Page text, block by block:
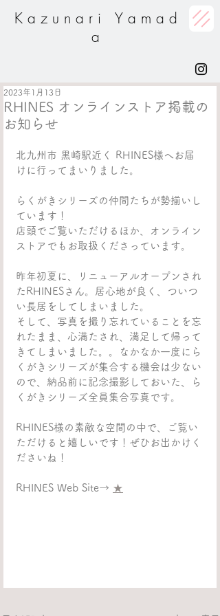
K a z u n a r i Y a m a d
a
RHINES オンラインストア掲載の
お知らせ
2023年1月13日
北九州市 黒崎駅近く RHINES様へお届
けに行ってまいりました。
らくがきシリーズの仲間たちが勢揃いし
ています！
店頭でご覧いただけるほか、オンライン
ストアでもお取扱くださっています。
昨年初夏に、リニューアルオープンされ
たRHINESさん。居心地が良く、ついつ
い長居をしてしまいました。
そして、写真を撮り忘れていることを忘
れたまま、心満たされ、満足して帰って
きてしまいました。。なかなか一度にら
くがきシリーズが集合する機会は少ない
ので、納品前に記念撮影しておいた、ら
くがきシリーズ全員集合写真です。
RHINES様の素敵な空間の中で、ご覧い
ただけると嬉しいです！ぜひお出かけく
ださいね！
RHINES Web Site→ ★